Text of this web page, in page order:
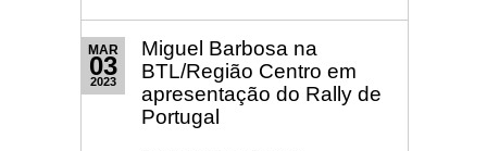
Miguel Barbosa na
BTL/Região Centro em
apresentação do Rally de
Portugal
MAR
03
2023